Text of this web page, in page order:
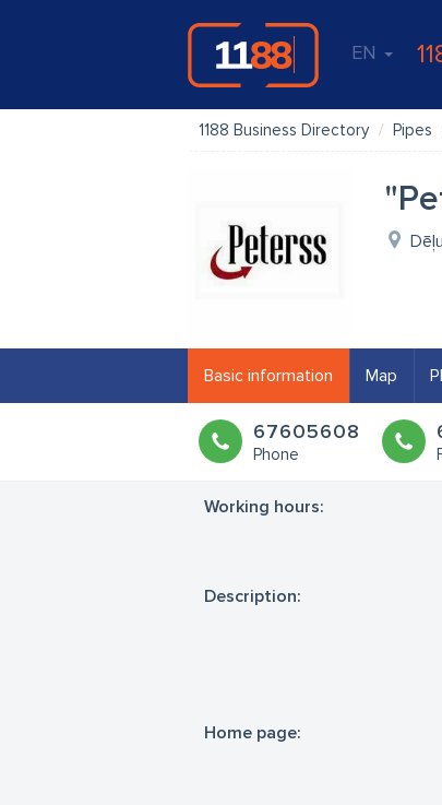
EN
1188 Business Directory Pipes
Basic information Map
67605608
Phone
Working hours:
Description:
Home page: